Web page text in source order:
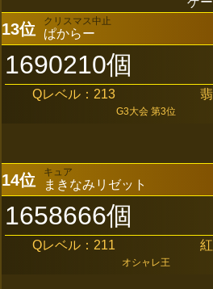
13位 クリスマス中止
ぱからー
1690210個
Qレベル：213
G3大会 第3位
14位 キュア
まきなみリゼット
1658666個
Qレベル：211
オシャレ王